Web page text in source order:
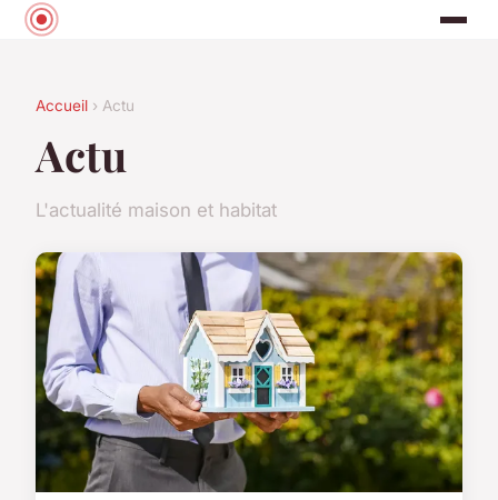
Accueil › Actu
Actu
L'actualité maison et habitat